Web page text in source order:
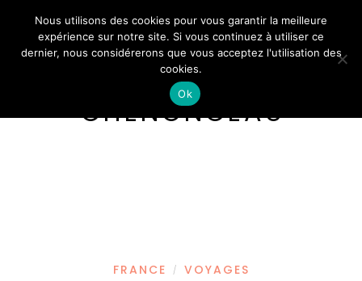
CHENONCEAU
FRANCE / VOYAGES
Nous utilisons des cookies pour vous garantir la meilleure
expérience sur notre site. Si vous continuez à utiliser ce
dernier, nous considérerons que vous acceptez l'utilisation des
cookies.
Ok